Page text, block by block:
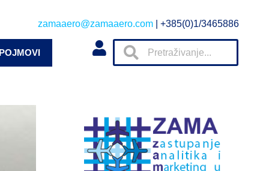
zamaaero@zamaaero.com | +385(0)1/3465886